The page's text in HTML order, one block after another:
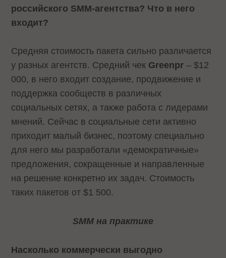
российского SMM-агентства? Что в него
входит?
Средняя стоимость пакета сильно различается
у разных агентств. Средний чек Greenpr – $12
000, в него входит создание, продвижение и
поддержка сообществ в различных
социальных сетях, а также работа с лидерами
мнений. Сейчас в социальные сети активно
приходит малый бизнес, поэтому специально
для него мы разработали «демократичные»
предложения, сокращенные и направленные
на решение конкретно их задач. Стоимость
таких пакетов от $1 500.
SMM на практике
Насколько коммерчески выгодно